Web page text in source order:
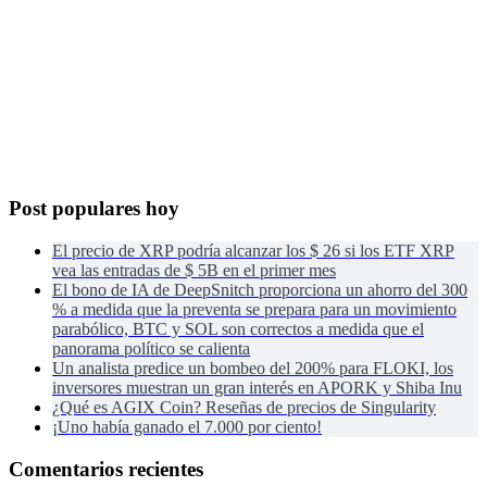
Post populares hoy
El precio de XRP podría alcanzar los $ 26 si los ETF XRP
vea las entradas de $ 5B en el primer mes
El bono de IA de DeepSnitch proporciona un ahorro del 300
% a medida que la preventa se prepara para un movimiento
parabólico, BTC y SOL son correctos a medida que el
panorama político se calienta
Un analista predice un bombeo del 200% para FLOKI, los
inversores muestran un gran interés en APORK y Shiba Inu
¿Qué es AGIX Coin? Reseñas de precios de Singularity
¡Uno había ganado el 7.000 por ciento!
Comentarios recientes